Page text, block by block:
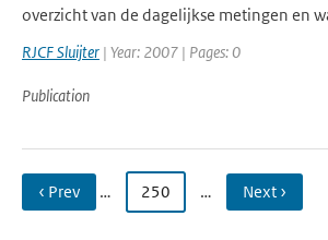
overzicht van de dagelijkse metingen en
RJCF Sluijter | Year: 2007 | Pages: 0
Publication
‹ Prev … 250 … Next ›